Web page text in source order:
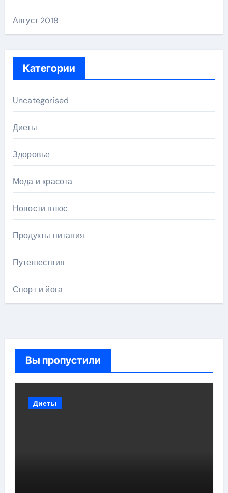
Август 2018
Категории
Uncategorised
Диеты
Здоровье
Мода и красота
Новости плюс
Продукты питания
Путешествия
Спорт и йога
Вы пропустили
Диеты